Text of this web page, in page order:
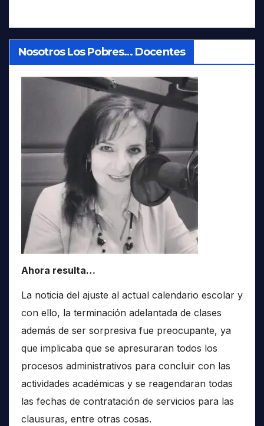
Nosotros Los Pobres… Docentes
Ahora resulta…
La noticia del ajuste al actual calendario escolar y
con ello, la terminación adelantada de clases
además de ser sorpresiva fue preocupante, ya
que implicaba que se apresuraran todos los
procesos administrativos para concluir con las
actividades académicas y se reagendaran todas
las fechas de contratación de servicios para las
clausuras, entre otras cosas.